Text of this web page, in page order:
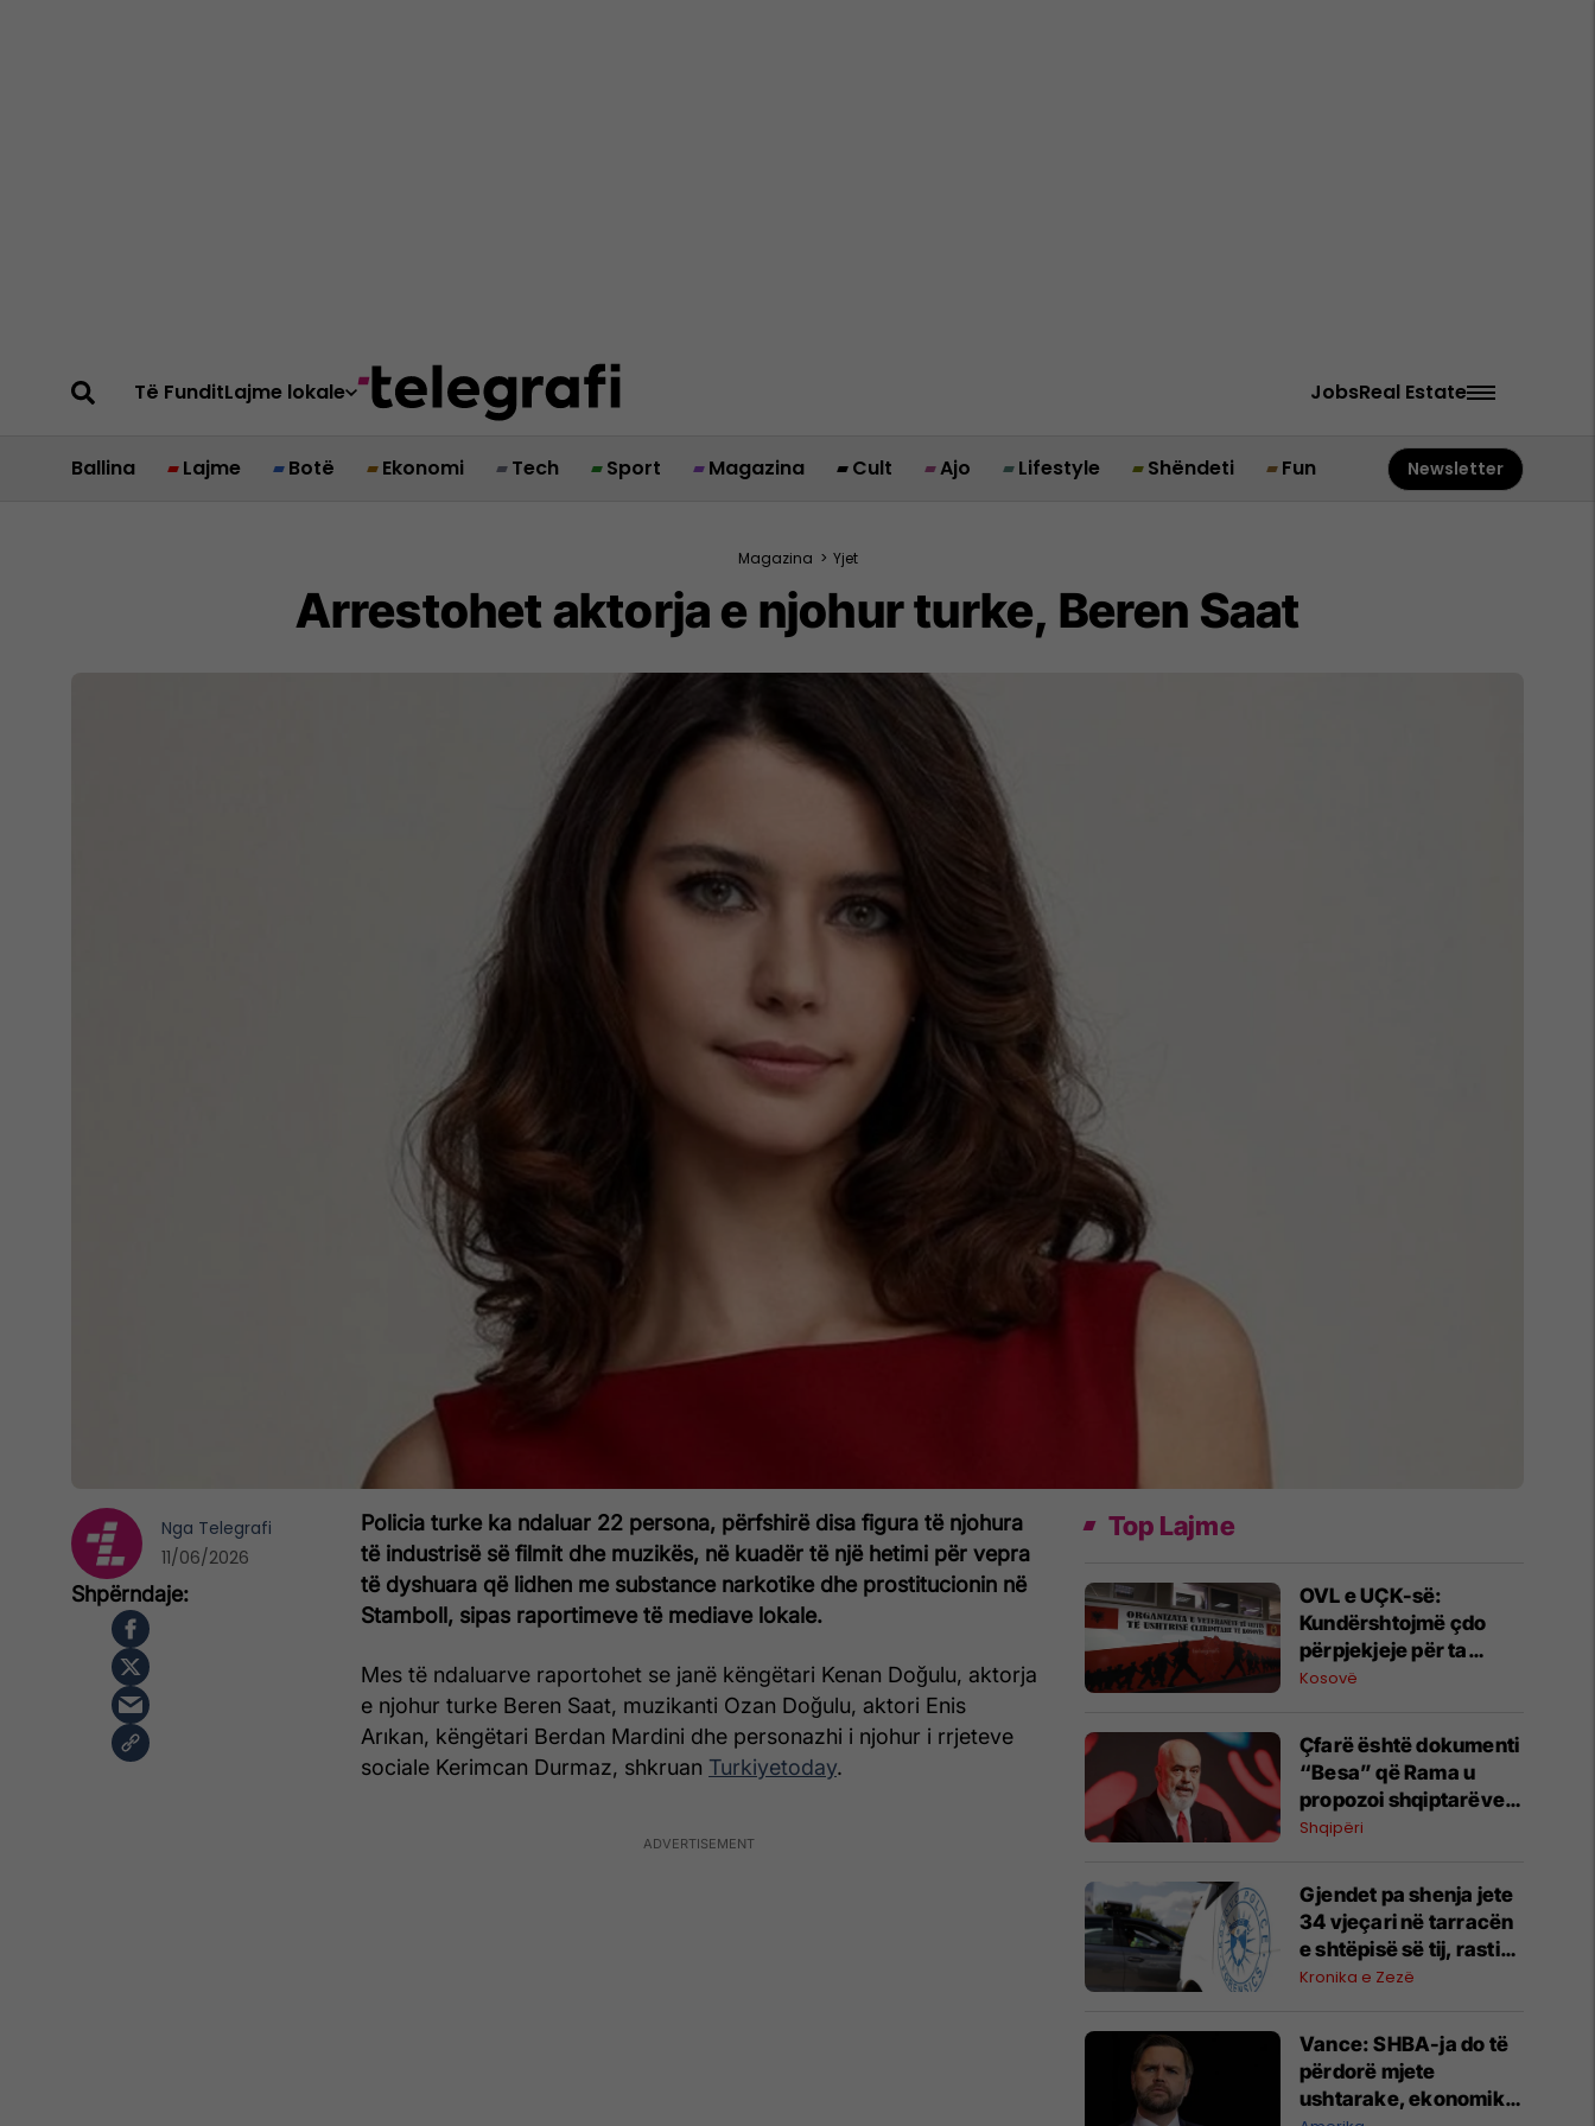
Të FunditLajme lokale JobsReal Estate
Ballina Lajme Botë Ekonomi Tech Sport Magazina Cult Ajo Lifestyle Shëndeti Fun Newsletter
Magazina > Yjet
Arrestohet aktorja e njohur turke, Beren Saat
Policia turke ka ndaluar 22 persona, përfshirë disa figura të njohura
të industrisë së filmit dhe muzikës, në kuadër të një hetimi për vepra
të dyshuara që lidhen me substance narkotike dhe prostitucionin në
Stamboll, sipas raportimeve të mediave lokale.
Mes të ndaluarve raportohet se janë këngëtari Kenan Doğulu, aktorja
e njohur turke Beren Saat, muzikanti Ozan Doğulu, aktori Enis
Arıkan, këngëtari Berdan Mardini dhe personazhi i njohur i rrjeteve
sociale Kerimcan Durmaz, shkruan Turkiyetoday.
Nga Telegrafi
11/06/2026
Top Lajme
OVL e UÇK-së:
Kundërshtojmë çdo
përpjekjeje për ta
mbajtur Kosovën peng
Albin Kurtit
Kosovë
Çfarë është dokumenti
“Besa” që Rama u
propozoi shqiptarëve?
Kryeministri e
Shqipëri
Gjendet pa shenja jete
34 vjeçari në tarracën
e shtëpisë së tij, rasti
po hetohet
Kronika e Zezë
Vance: SHBA-ja do të
përdorë mjete
ushtarake, ekonomike